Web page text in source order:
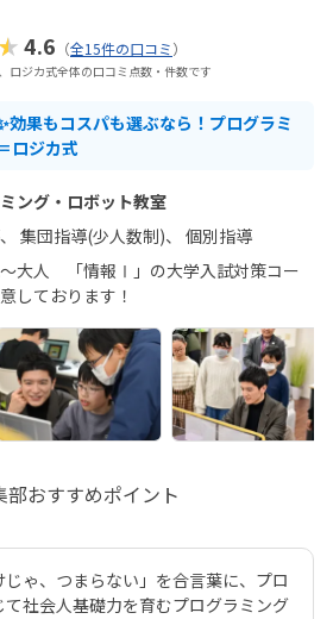
4.6 （全15件の口コミ）
ロジカ式全体の口コミ点数・件数です
効果もコスパも選ぶなら！プログラミ
ロジカ式
ング・ロボット教室
集団指導(少人数制)
個別指導
大人 「情報Ⅰ」の大学入試対策コー
しております！
部おすすめポイント
ゃ、つまらない」を合言葉に、プロ
社会人基礎力を育むプログラミング